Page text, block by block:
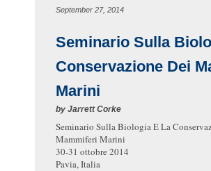
September 27, 2014
Seminario Sulla
Conservazione Dei
Marini
by Jarrett Corke
Seminario Sulla Biologia E La
Mammiferi Marini
30-31 ottobre 2014
Pavia, Italia